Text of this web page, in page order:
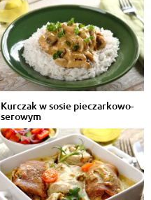
Kurczak w sosie pieczarkowo-
serowym